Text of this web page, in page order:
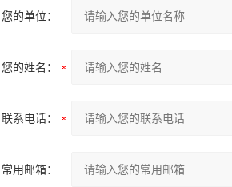
您的单位：
您的姓名：
联系电话：
常用邮箱：